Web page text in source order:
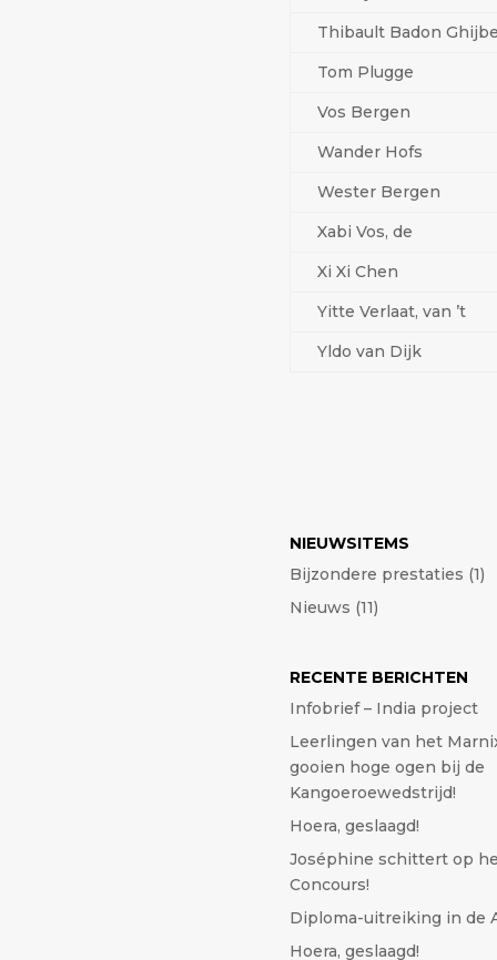
Thibault Badon
Tom Plugge
Vos Bergen
Wander Hofs
Wester Bergen
Xabi Vos, de
Xi Xi Chen
Yitte Verlaat, van ’t
Yldo van Dijk
NIEUWSITEMS
Bijzondere prestaties (1)
Nieuws (11)
RECENTE BERICHTEN
Infobrief – India project
Leerlingen van het
gooien hoge ogen bij de
Kangoeroewedstrijd!
Hoera, geslaagd!
José​phine schittert op
Concours!
Diploma-uitreiking in de
Hoera, geslaagd!